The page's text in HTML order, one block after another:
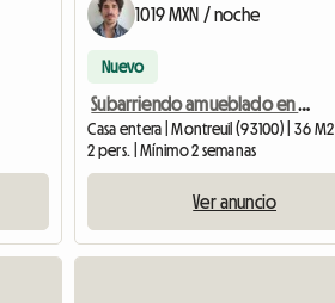
1019 MXN / noche
Nuevo
Subarriendo amueblado en Montreuil - 2 habitaciones - 15/07 - 15/09
Casa entera | Montreuil (93100) | 36 M2
2 pers. | Mínimo 2 semanas
Ver anuncio